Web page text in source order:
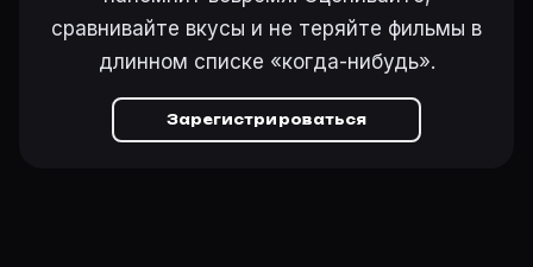
сравнивайте вкусы и не теряйте фильмы в
длинном списке «когда-нибудь».
Зарегистрироваться